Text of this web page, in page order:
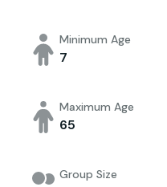
Minimum Age
7
Maximum Age
65
Group Size